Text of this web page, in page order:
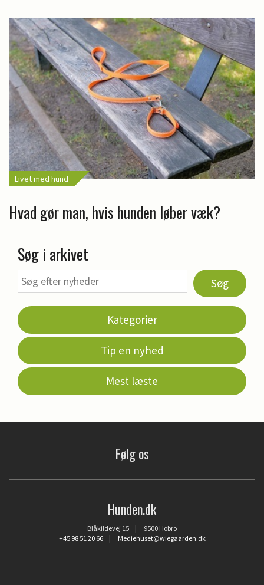
Livet med hund
Hvad gør man, hvis hunden løber væk?
Søg i arkivet
Søg
Kategorier
Tip en nyhed
Mest læste
Følg os
Hunden.dk
Blåkildevej 15 | 9500 Hobro
+45 98 51 20 66| Mediehuset@wiegaarden.dk